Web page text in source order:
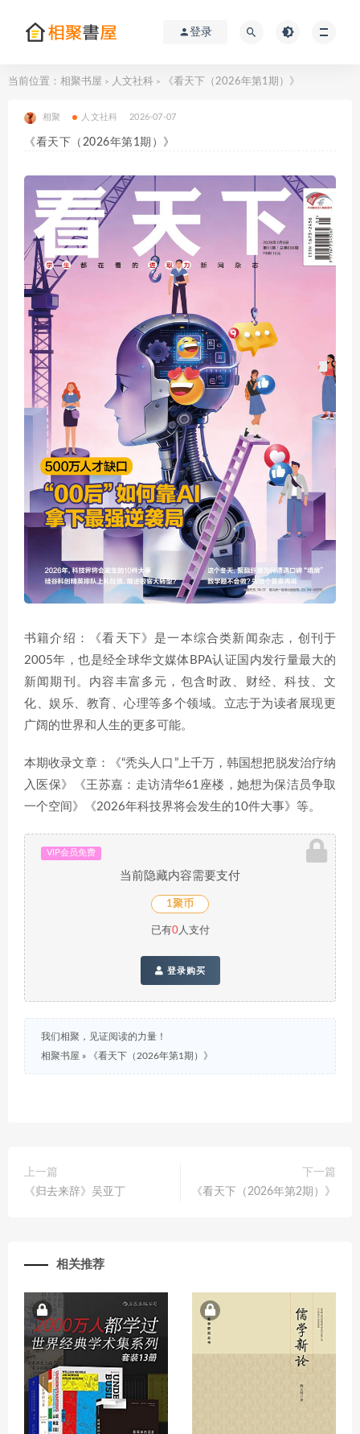
登录
当前位置： 相聚书屋 > 人文社科 > 《看天下（2026年第1期）》
相聚 人文社科 2026-07-07
《看天下（2026年第1期）》
书籍介绍：《看天下》是一本综合类新闻杂志，创刊于
2005年，也是经全球华文媒体BPA认证国内发行量最大的
新闻期刊。内容丰富多元，包含时政、财经、科技、文
化、娱乐、教育、心理等多个领域。立志于为读者展现更
广阔的世界和人生的更多可能。
本期收录文章：《“秃头人口”上千万，韩国想把脱发治疗纳
入医保》《王苏嘉：走访清华61座楼，她想为保洁员争取
一个空间》《2026年科技界将会发生的10件大事》等。
VIP会员免费
当前隐藏内容需要支付
1聚币
已有0人支付
登录购买
我们相聚，见证阅读的力量！
相聚书屋 » 《看天下（2026年第1期）》
上一篇
《归去来辞》吴亚丁
下一篇
《看天下（2026年第2期）》
相关推荐